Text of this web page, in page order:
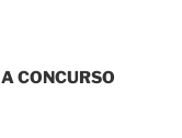
CONCURSO